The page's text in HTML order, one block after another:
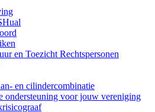
en Toezicht Rechtspersonen
en cilindercombinatie
ondersteuning voor jouw vereniging